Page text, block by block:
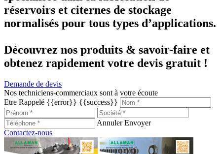
réservoirs et citernes de stockage
normalisés pour tous types d’applications.
Découvrez nos produits & savoir-faire et
obtenez rapidement votre devis gratuit !
Demande de devis
Nos techniciens-commerciaux sont à votre écoute
Etre Rappelé {{error}} {{success}}
Annuler Envoyer
Contactez-nous